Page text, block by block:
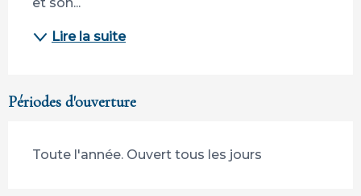
Lire la suite
Périodes d'ouverture
Toute l'année. Ouvert tous les jours